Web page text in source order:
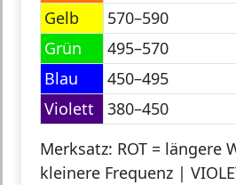
Gelb
570–590
Grün
495–570
Blau
450–495
Violett
380–450
Merksatz: ROT = längere
kleinere Frequenz |